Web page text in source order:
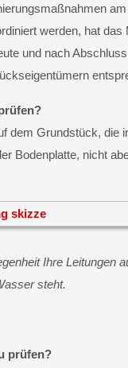
werden, hat
und nach
dem Grundstück, die
Bodenplatte, nicht
Ihre
steht.
prüfen?